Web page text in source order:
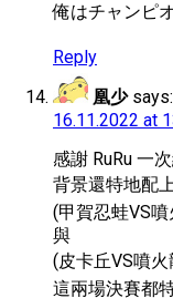
俺はチャンピ
Reply
凰少 says:
16.11.2022 at
感謝 RuRu 一
背景還特地配
(甲賀忍蛙VS
與
(皮卡丘VS噴
這兩場決賽都